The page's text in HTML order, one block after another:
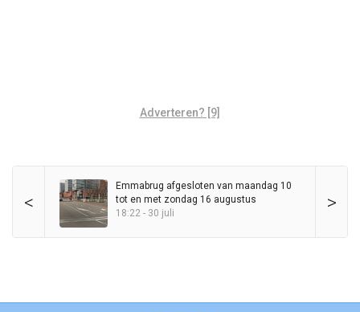
Adverteren? [9]
< >
Emmabrug afgesloten van maandag 10
tot en met zondag 16 augustus
18:22 - 30 juli